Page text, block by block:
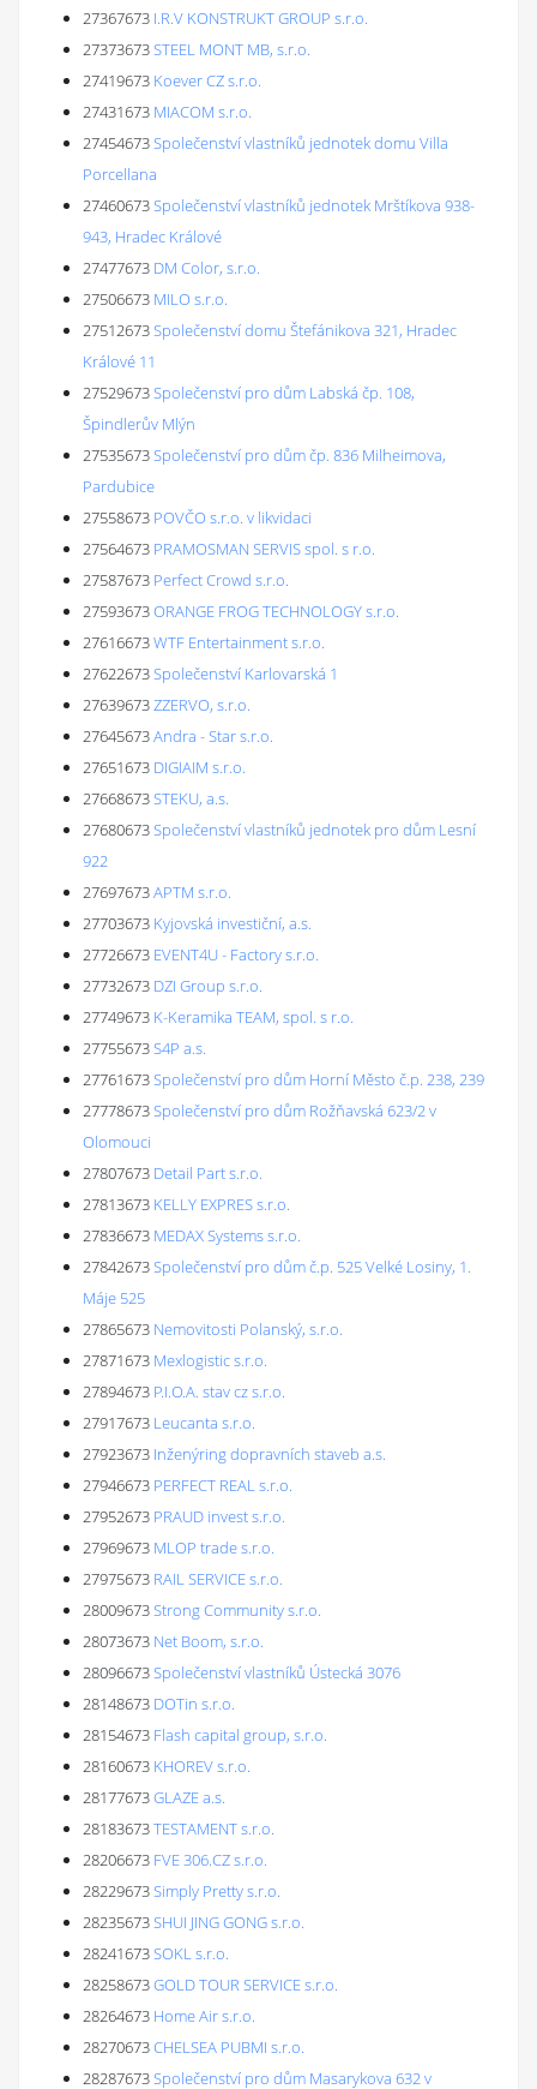
27367673 I.R.V KONSTRUKT GROUP s.r.o.
27373673STEEL MONT MB, s.r.o.
27419673 Koever CZ s.r.o.
27431673 MIACOM s.r.o.
27454673Společenství vlastníků jednotek domu Villa
Porcellana
27460673Společenství vlastníků jednotek Mrštíkova 938-
943, Hradec Králové
27477673 DM Color, s.r.o.
27506673 MILO s.r.o.
27512673Společenství domu Štefánikova 321, Hradec
Králové 11
27529673Společenství pro dům Labská čp. 108,
Špindlerův Mlýn
27535673Společenství pro dům čp. 836 Milheimova,
Pardubice
27558673 POVČO s.r.o. v likvidaci
27564673 PRAMOSMAN SERVIS spol. s r.o.
27587673 Perfect Crowd s.r.o.
27593673ORANGE FROG TECHNOLOGY s.r.o.
27616673WTF Entertainment s.r.o.
27622673Společenství Karlovarská 1
27639673ZZERVO, s.r.o.
27645673Andra - Star s.r.o.
27651673 DIGIAIM s.r.o.
27668673STEKU, a.s.
27680673Společenství vlastníků jednotek pro dům Lesní
922
27697673APTM s.r.o.
27703673 Kyjovská investiční, a.s.
27726673 EVENT4U - Factory s.r.o.
27732673 DZI Group s.r.o.
27749673 K-Keramika TEAM, spol. s r.o.
27755673S4P a.s.
27761673Společenství pro dům Horní Město č.p. 238, 239
27778673Společenství pro dům Rožňavská 623/2 v
Olomouci
27807673 Detail Part s.r.o.
27813673 KELLY EXPRES s.r.o.
27836673 MEDAX Systems s.r.o.
27842673Společenství pro dům č.p. 525 Velké Losiny, 1.
Máje 525
27865673 Nemovitosti Polanský, s.r.o.
27871673 Mexlogistic s.r.o.
27894673 P.I.O.A. stav cz s.r.o.
27917673 Leucanta s.r.o.
27923673 Inženýring dopravních staveb a.s.
27946673 PERFECT REAL s.r.o.
27952673 PRAUD invest s.r.o.
27969673 MLOP trade s.r.o.
27975673 RAIL SERVICE s.r.o.
28009673Strong Community s.r.o.
28073673 Net Boom, s.r.o.
28096673Společenství vlastníků Ústecká 3076
28148673 DOTin s.r.o.
28154673 Flash capital group, s.r.o.
28160673 KHOREV s.r.o.
28177673GLAZE a.s.
28183673TESTAMENT s.r.o.
28206673 FVE 306.CZ s.r.o.
28229673Simply Pretty s.r.o.
28235673SHUI JING GONG s.r.o.
28241673SOKL s.r.o.
28258673GOLD TOUR SERVICE s.r.o.
28264673 Home Air s.r.o.
28270673CHELSEA PUBMI s.r.o.
28287673Společenství pro dům Masarykova 632 v